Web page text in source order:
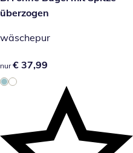
überzogen
wäschepur
€ 37,99
nur € 37,99